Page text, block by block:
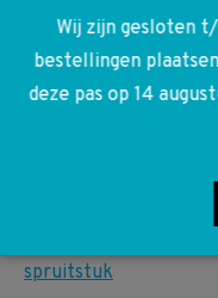
Wij zijn gesloten
bestellingen
deze pas op 14